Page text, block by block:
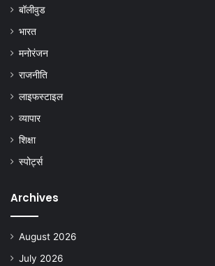
बॉलीवुड
भारत
मनोरंजन
राजनीति
लाइफस्टाइल
व्यापार
शिक्षा
स्पोर्ट्स
Archives
August 2026
July 2026